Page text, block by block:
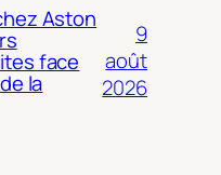
Aston
face
la
9
août
2026